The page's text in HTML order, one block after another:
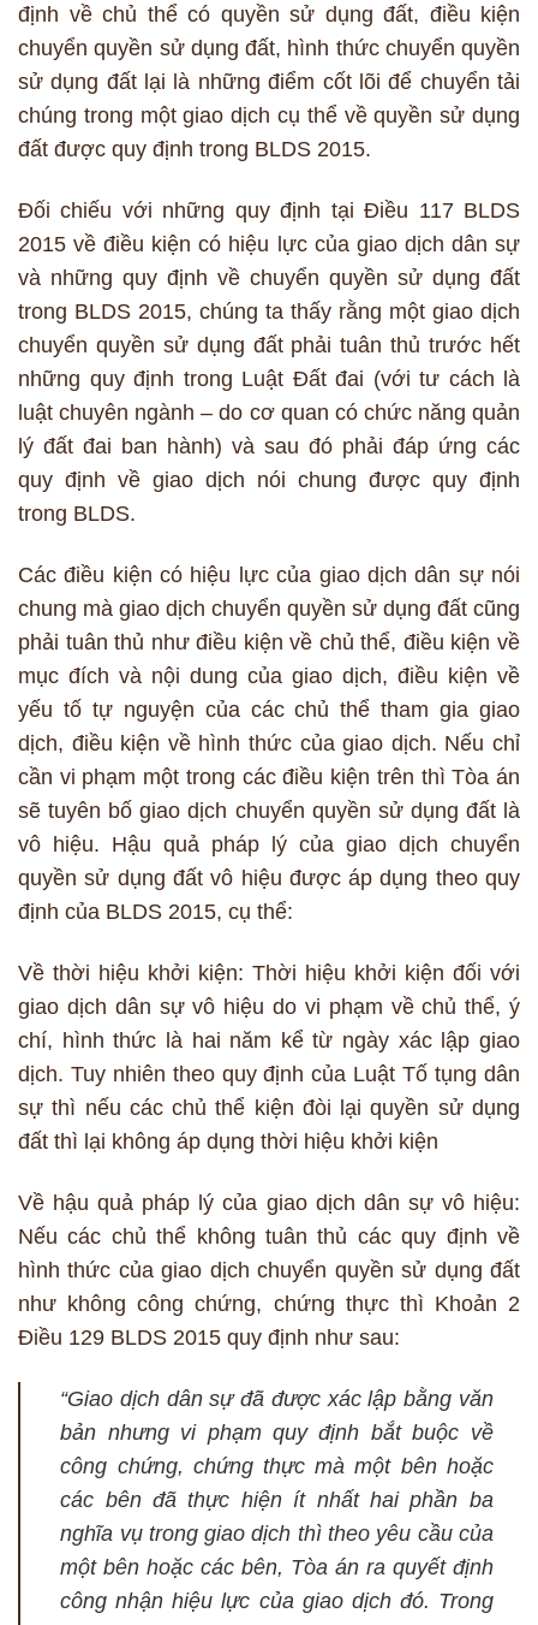
định về chủ thể có quyền sử dụng đất, điều kiện
chuyển quyền sử dụng đất, hình thức chuyển quyền
sử dụng đất lại là những điểm cốt lõi để chuyển tải
chúng trong một giao dịch cụ thể về quyền sử dụng
đất được quy định trong BLDS 2015.
Đối chiếu với những quy định tại Điều 117 BLDS
2015 về điều kiện có hiệu lực của giao dịch dân sự
và những quy định về chuyển quyền sử dụng đất
trong BLDS 2015, chúng ta thấy rằng một giao dịch
chuyển quyền sử dụng đất phải tuân thủ trước hết
những quy định trong Luật Đất đai (với tư cách là
luật chuyên ngành – do cơ quan có chức năng quản
lý đất đai ban hành) và sau đó phải đáp ứng các
quy định về giao dịch nói chung được quy định
trong BLDS.
Các điều kiện có hiệu lực của giao dịch dân sự nói
chung mà giao dịch chuyển quyền sử dụng đất cũng
phải tuân thủ như điều kiện về chủ thể, điều kiện về
mục đích và nội dung của giao dịch, điều kiện về
yếu tố tự nguyện của các chủ thể tham gia giao
dịch, điều kiện về hình thức của giao dịch. Nếu chỉ
cần vi phạm một trong các điều kiện trên thì Tòa án
sẽ tuyên bố giao dịch chuyển quyền sử dụng đất là
vô hiệu. Hậu quả pháp lý của giao dịch chuyển
quyền sử dụng đất vô hiệu được áp dụng theo quy
định của BLDS 2015, cụ thể:
Về thời hiệu khởi kiện: Thời hiệu khởi kiện đối với
giao dịch dân sự vô hiệu do vi phạm về chủ thể, ý
chí, hình thức là hai năm kể từ ngày xác lập giao
dịch. Tuy nhiên theo quy định của Luật Tố tụng dân
sự thì nếu các chủ thể kiện đòi lại quyền sử dụng
đất thì lại không áp dụng thời hiệu khởi kiện
Về hậu quả pháp lý của giao dịch dân sự vô hiệu:
Nếu các chủ thể không tuân thủ các quy định về
hình thức của giao dịch chuyển quyền sử dụng đất
như không công chứng, chứng thực thì Khoản 2
Điều 129 BLDS 2015 quy định như sau:
“Giao dịch dân sự đã được xác lập bằng văn
bản nhưng vi phạm quy định bắt buộc về
công chứng, chứng thực mà một bên hoặc
các bên đã thực hiện ít nhất hai phần ba
nghĩa vụ trong giao dịch thì theo yêu cầu của
một bên hoặc các bên, Tòa án ra quyết định
công nhận hiệu lực của giao dịch đó. Trong